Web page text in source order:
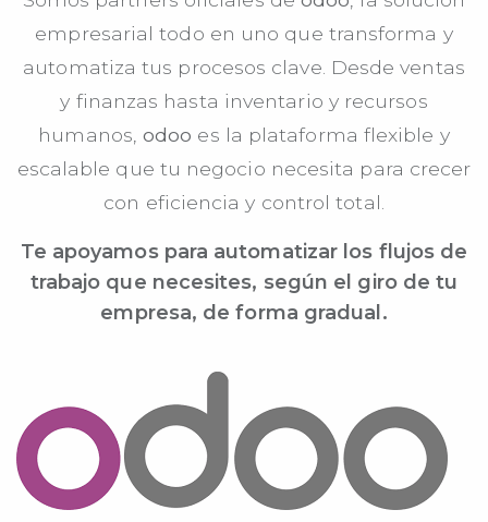
empresarial todo en uno que transforma y
automatiza tus procesos clave. Desde ventas
y finanzas hasta inventario y recursos
humanos,odoo es la plataforma flexible y
escalable que tu negocio necesita para crecer
con eficiencia y control total.
Te apoyamos para automatizar los flujos de
trabajo que necesites, según el giro de tu
empresa, de forma gradual.